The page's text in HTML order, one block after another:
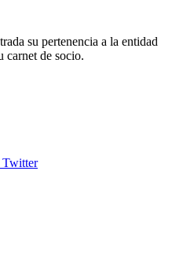
su pertenencia a la entidad
carnet de socio.